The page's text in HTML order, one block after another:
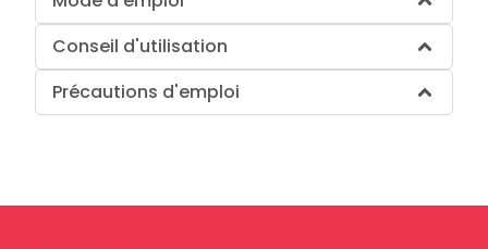
Conseil d'utilisation
Précautions d'emploi